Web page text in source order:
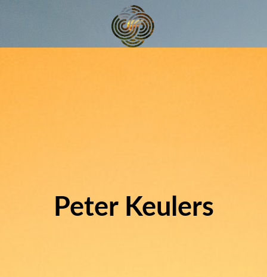
Peter Keulers